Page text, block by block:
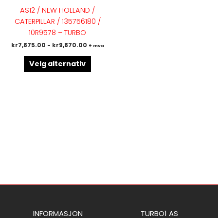
AS12 / NEW HOLLAND /
CATERPILLAR / 135756180 /
10R9578 – TURBO
kr7,875.00 - kr9,870.00 + mva
Velg alternativ
flere
varianter.
Alternativene
velges
produktsiden
INFORMASJON TURBO1 AS